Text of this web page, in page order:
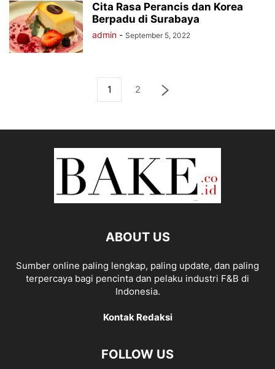
Cita Rasa Perancis dan Korea
Berpadu di Surabaya
admin - September 5, 2022
1 2
ABOUT US
Sumber online paling lengkap, paling update, dan paling
terpercaya bagi pencinta dan pelaku industri F&B di
Indonesia.
Kontak Redaksi
FOLLOW US